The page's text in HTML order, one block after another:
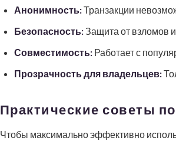
Анонимность:Транзакции
Безопасность:Защита от взломов
Совместимость:Работает с
Прозрачность для владельцев:
Практические советы
Чтобы максимально эффективно